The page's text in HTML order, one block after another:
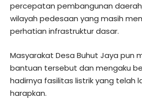
percepatan pembangunan
wilayah pedesaan yang masih
perhatian infrastruktur dasar.
Masyarakat Desa Buhut Jaya pun
bantuan tersebut dan mengaku
hadirnya fasilitas listrik yang telah
harapkan.